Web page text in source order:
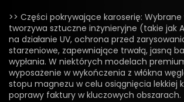
>> Części pokrywające karoserię:
tworzywa sztuczne inżynieryjne (takie jak
na działanie UV, ochrona przed
starzeniowe, zapewniające trwałą, jasną
wypłania. W niektórych modelach
wyposażenie w wykończenia z włókna
stopu magnezu w celu osiągnięcia lekkiej
poprawy faktury w kluczowych obszarach.